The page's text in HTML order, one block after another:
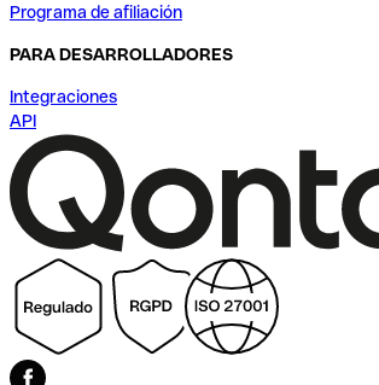
Programa de afiliación
PARA DESARROLLADORES
Integraciones
API